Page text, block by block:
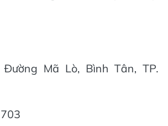
Mã Lò, Bình Tân, TP.